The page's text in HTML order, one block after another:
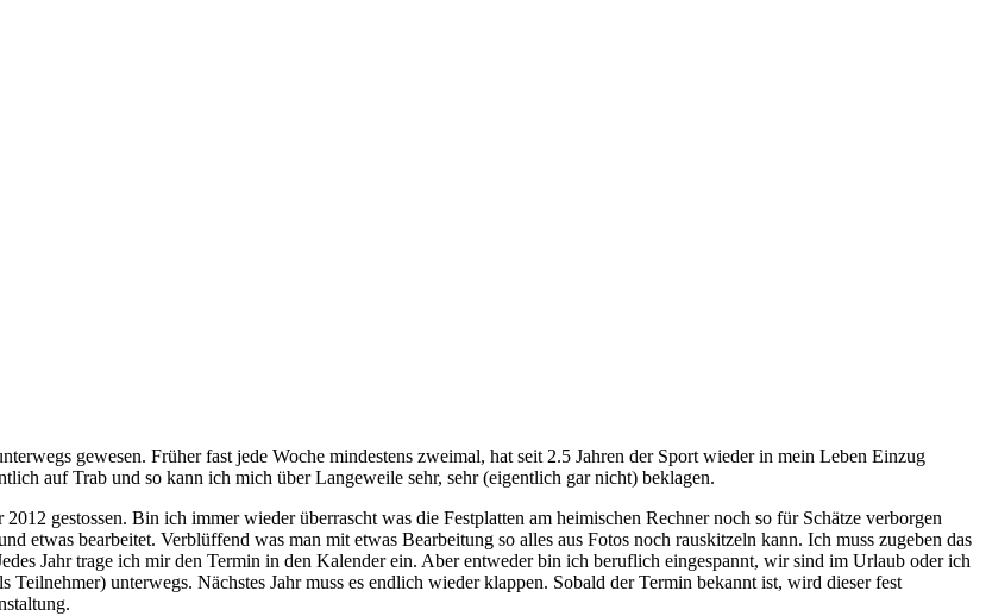
gewesen. Früher fast jede Woche mindestens zweimal, hat seit 2.5 Jahren der Sport wieder in mein Leben Einzug
auf Trab und so kann ich mich über Langeweile sehr, sehr (eigentlich gar nicht) beklagen.
gestossen. Bin ich immer wieder überrascht was die Festplatten am heimischen Rechner noch so für Schätze verborgen
etwas bearbeitet. Verblüffend was man mit etwas Bearbeitung so alles aus Fotos noch rauskitzeln kann. Ich muss zugeben das
Jahr trage ich mir den Termin in den Kalender ein. Aber entweder bin ich beruflich eingespannt, wir sind im Urlaub oder ich
unterwegs. Nächstes Jahr muss es endlich wieder klappen. Sobald der Termin bekannt ist, wird dieser fest